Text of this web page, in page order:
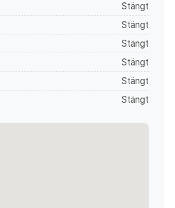
Stängt
Stängt
Stängt
Stängt
Stängt
Stängt